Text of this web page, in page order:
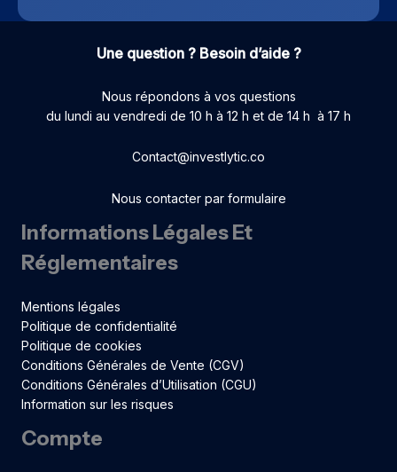
Une question ? Besoin d’aide ?
Nous répondons à vos questions
du lundi au vendredi de 10 h à 12 h et de 14 h à 17 h
Contact@investlytic.co
Nous contacter par formulaire
Informations Légales Et
Réglementaires
Mentions légales
Politique de confidentialité
Politique de cookies
Conditions Générales de Vente (CGV)
Conditions Générales d’Utilisation (CGU)
Information sur les risques
Compte